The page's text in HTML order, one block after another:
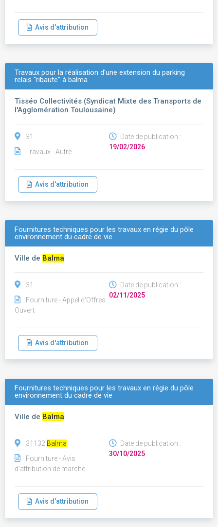
Avis d'attribution
Travaux pour la réalisation d'une extension du parking
relais "ribaute" à balma
Tisséo Collectivités (Syndicat Mixte des Transports de
l'Agglomération Toulousaine)
31
Travaux - Autre
Date de publication :
19/02/2026
Avis d'attribution
Fournitures techniques pour les travaux en régie du pôle
environnement du cadre de vie
Ville de Balma
31
Fourniture - Appel d'Offres
Ouvert
Date de publication :
02/11/2025
Avis d'attribution
Fournitures techniques pour les travaux en régie du pôle
environnement du cadre de vie
Ville de Balma
31132 Balma
Fourniture - Avis
d'attribution de marché
Date de publication :
30/10/2025
Avis d'attribution